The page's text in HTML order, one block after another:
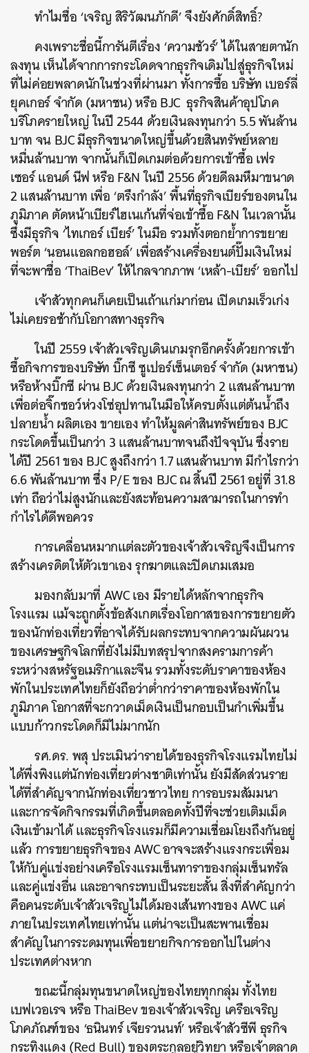
ทำไมชื่อ ‘เจริญ สิริวัฒนภักดี’ จึงยังศักดิ์สิทธิ์?
คงเพราะชื่อนี้การันตีเรื่อง ‘ความชัวร์’ ได้ในสายตานัก
ลงทุน เห็นได้จากการกระโดดจากธุรกิจเดิมไปสู่ธุรกิจใหม่
ที่ไม่ค่อยพลาดนักในช่วงที่ผ่านมา ทั้งการซื้อบริษัท เบอร์ลี่
ยุคเกอร์ จำกัด (มหาชน) หรือ BJC ธุรกิจสินค้าอุปโภค
บริโภครายใหญ่ ในปี 2544 ด้วยเงินลงทุนกว่า 5.5 พันล้าน
บาท จน BJC มีธุรกิจขนาดใหญ่ขึ้นด้วยสินทรัพย์หลาย
หมื่นล้านบาท จากนั้นก็เปิดเกมต่อด้วยการเข้าซื้อ เฟร
เซอร์ แอนด์ นีฟ หรือ F&N ในปี 2556 ด้วยดีลมหึมาขนาด
2 แสนล้านบาท เพื่อ ‘ตรึงกำลัง’ พื้นที่ธุรกิจเบียร์ของตนใน
ภูมิภาค ตัดหน้าเบียร์ไฮเนเก้นที่จ่อเข้าซื้อ F&N ในเวลานั้น
ซึ่งมีธุรกิจ ‘ไทเกอร์ เบียร์’ ในมือ รวมทั้งตอกย้ำการขยาย
พอร์ต ‘นอนแอลกอฮอล์’ เพื่อสร้างเครื่องยนต์ปั๊มเงินใหม่
ที่จะพาชื่อ ‘ThaiBev’ ให้ไกลจากภาพ ‘เหล้า-เบียร์’ ออกไป
เจ้าสัวทุกคนก็เคยเป็นเถ้าแก่มาก่อนเปิดเกมเร็วเก่ง
ไม่เคยรอช้ากับโอกาสทางธุรกิจ
ในปี 2559 เจ้าสัวเจริญเดินเกมรุกอีกครั้งด้วยการเข้า
ซื้อกิจการของบริษัท บิ๊กซี ซูเปอร์เซ็นเตอร์ จำกัด (มหาชน)
หรือห้างบิ๊กซี ผ่าน BJC ด้วยเงินลงทุนกว่า 2 แสนล้านบาท
เพื่อต่อจิ๊กซอว์ห่วงโซ่อุปทานในมือให้ครบตั้งแต่ต้นน้ำถึง
ปลายน้ำ ผลิตเอง ขายเอง ทำให้มูลค่าสินทรัพย์ของ BJC
กระโดดขึ้นเป็นกว่า 3 แสนล้านบาทจนถึงปัจจุบัน ซึ่งราย
ได้ปี 2561 ของ BJC สูงถึงกว่า 1.7 แสนล้านบาท มีกำไรกว่า
6.6 พันล้านบาท ซึ่ง P/E ของ BJC ณ สิ้นปี 2561 อยู่ที่ 31.8
เท่า ถือว่าไม่สูงนักและยังสะท้อนความสามารถในการทำ
กำไรได้ดีพอควร
การเคลื่อนหมากแต่ละตัวของเจ้าสัวเจริญจึงเป็นการ
สร้างเครดิตให้ตัวเขาเองรุกฆาตและปิดเกมเสมอ
มองกลับมาที่ AWC เอง มีรายได้หลักจากธุรกิจ
โรงแรม แม้จะถูกตั้งข้อสังเกตเรื่องโอกาสของการขยายตัว
ของนักท่องเที่ยวที่อาจได้รับผลกระทบจากความผันผวน
ของเศรษฐกิจโลกที่ยังไม่มีบทสรุปจากสงครามการค้า
ระหว่างสหรัฐอเมริกาและจีน รวมทั้งระดับราคาของห้อง
พักในประเทศไทยก็ยังถือว่าต่ำกว่าราคาของห้องพักใน
ภูมิภาค โอกาสที่จะกวาดเม็ดเงินเป็นกอบเป็นกำเพิ่มขึ้น
แบบก้าวกระโดดก็มีไม่มากนัก
รศ.ดร. พสุ ประเมินว่ารายได้ของธุรกิจโรงแรมไทยไม่
ได้พึ่งพิงแต่นักท่องเที่ยวต่างชาติเท่านั้น ยังมีสัดส่วนราย
ได้ที่สำคัญจากนักท่องเที่ยวชาวไทย การอบรมสัมมนา
และการจัดกิจกรรมที่เกิดขึ้นตลอดทั้งปีที่จะช่วยเติมเม็ด
เงินเข้ามาได้ และธุรกิจโรงแรมก็มีความเชื่อมโยงถึงกันอยู่
แล้ว การขยายธุรกิจของ AWC อาจจะสร้างแรงกระเพื่อม
ให้กับคู่แข่งอย่างเครือโรงแรมเซ็นทาราของกลุ่มเซ็นทรัล
และคู่แข่งอื่น และอาจกระทบเป็นระยะสั้น สิ่งที่สำคัญกว่า
คือคนระดับเจ้าสัวเจริญไม่ได้มองเส้นทางของ AWC แค่
ภายในประเทศไทยเท่านั้น แต่น่าจะเป็นสะพานเชื่อม
สำคัญในการระดมทุนเพื่อขยายกิจการออกไปในต่าง
ประเทศต่างหาก
ขณะนี้กลุ่มทุนขนาดใหญ่ของไทยทุกกลุ่ม ทั้งไทย
เบฟเวอเรจ หรือ ThaiBev ของเจ้าสัวเจริญ เครือเจริญ
โภคภัณฑ์ของ ‘ธนินทร์ เจียรวนนท์’ หรือเจ้าสัวซีพี ธุรกิจ
กระทิงแดง (Red Bull) ของตระกูลอยู่วิทยา หรือเจ้าตลาด
ค้นหา
SHARE TWEET LINE EMAIL